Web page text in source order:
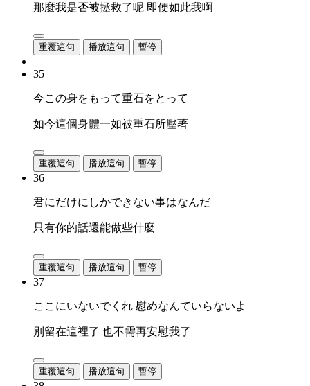
那麼我是否被拯救了呢 即便如此我啊
重覆這句 播放這句 暫停
35
今この身をもって重石をとって
如今這個身體一如被重石所壓著
重覆這句 播放這句 暫停
36
君にだけにしかできない事はなんだ
只有你的話還能做些什麼
重覆這句 播放這句 暫停
37
ここにいないでくれ 慰めなんていらないよ
別留在這裡了 也不需再安慰我了
重覆這句 播放這句 暫停